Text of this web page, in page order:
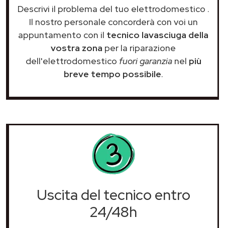
Descrivi il problema del tuo elettrodomestico .
Il nostro personale concorderà con voi un
appuntamento con il tecnico lavasciuga della
vostra zona per la riparazione
dell'elettrodomestico fuori garanzianel più
breve tempo possibile.
Uscita del tecnico entro
24/48h